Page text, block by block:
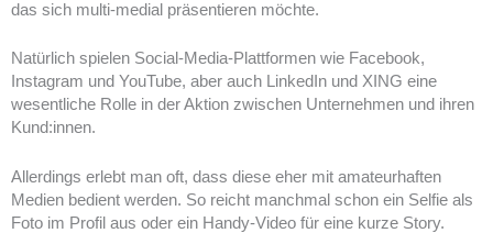
das sich multi-medial präsentieren möchte.
Natürlich spielen Social-Media-Plattformen wie Facebook,
Instagram und YouTube, aber auch LinkedIn und XING eine
wesentliche Rolle in der Aktion zwischen Unternehmen und ihren
Kund:innen.
Allerdings erlebt man oft, dass diese eher mit amateurhaften
Medien bedient werden. So reicht manchmal schon ein Selfie als
Foto im Profil aus oder ein Handy-Video für eine kurze Story.